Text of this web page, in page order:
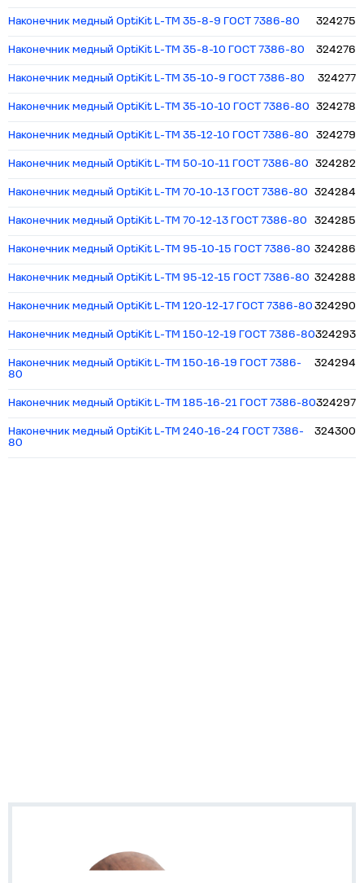
Наконечник медный OptiKit L-ТМ 35-8-9 ГОСТ 7386-80 324275
Наконечник медный OptiKit L-ТМ 35-8-10 ГОСТ 7386-80 324276
Наконечник медный OptiKit L-ТМ 35-10-9 ГОСТ 7386-80 324277
Наконечник медный OptiKit L-ТМ 35-10-10 ГОСТ 7386-80 324278
Наконечник медный OptiKit L-ТМ 35-12-10 ГОСТ 7386-80 324279
Наконечник медный OptiKit L-ТМ 50-10-11 ГОСТ 7386-80 324282
Наконечник медный OptiKit L-ТМ 70-10-13 ГОСТ 7386-80 324284
Наконечник медный OptiKit L-ТМ 70-12-13 ГОСТ 7386-80 324285
Наконечник медный OptiKit L-ТМ 95-10-15 ГОСТ 7386-80 324286
Наконечник медный OptiKit L-ТМ 95-12-15 ГОСТ 7386-80 324288
Наконечник медный OptiKit L-ТМ 120-12-17 ГОСТ 7386-80 324290
Наконечник медный OptiKit L-ТМ 150-12-19 ГОСТ 7386-80324293
Наконечник медный OptiKit L-ТМ 150-16-19 ГОСТ 7386-
80
324294
Наконечник медный OptiKit L-ТМ 185-16-21 ГОСТ 7386-80324297
Наконечник медный OptiKit L-ТМ 240-16-24 ГОСТ 7386-
80
324300